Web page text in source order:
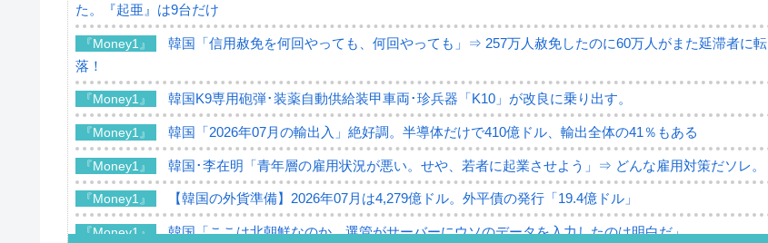
た。『起亜』は9台だけ
『Money1』
韓国「信用赦免を何回やっても、何回やっても」⇒ 257万人赦免したのに60万人がまた延滞者に転
落！
『Money1』 韓国K9専用砲弾･装薬自動供給装甲車両･珍兵器「K10」が改良に乗り出す。
『Money1』 韓国「2026年07月の輸出入」絶好調。半導体だけで410億ドル、輸出全体の41％もある
『Money1』 韓国･李在明「青年層の雇用状況が悪い。せや、若者に起業させよう」⇒ どんな雇用対策だソレ。
『Money1』 【韓国の外貨準備】2026年07月は4,279億ドル。外平債の発行「19.4億ドル」
『Money1』 韓国「ここは北朝鮮なのか。選管がサーバーにウソのデータを入力したのは明白だ」